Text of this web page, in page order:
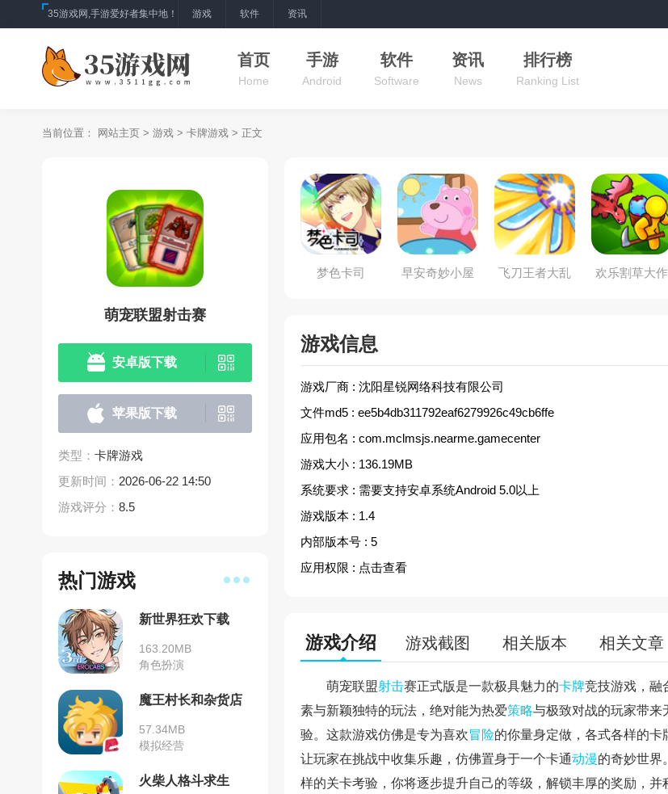
35游戏网,手游爱好者集中地！ 游戏 软件 资讯
首页
Home
手游
Android
软件
Software
资讯
News
排行榜
Ranking List
当前位置： 网站主页 > 游戏 > 卡牌游戏 > 正文
萌宠联盟射击赛
安卓版下载
苹果版下载
类型： 卡牌游戏
更新时间： 2026-06-22 14:50
游戏评分： 8.5
热门游戏
新世界狂欢下载
163.20MB
角色扮演
魔王村长和杂货店
57.34MB
模拟经营
火柴人格斗求生
梦色卡司 早安奇妙小屋
飞刀王者大乱
欢乐割草大作
游戏信息
游戏厂商 : 沈阳星锐网络科技有限公司
文件md5 : ee5b4db311792eaf6279926c49cb6ffe
应用包名 : com.mclmsjs.nearme.gamecenter
游戏大小 : 136.19MB
系统要求 : 需要支持安卓系统Android 5.0以上
游戏版本 : 1.4
内部版本号 : 5
应用权限 : 点击查看
游戏介绍 游戏截图 相关版本 相关文章
萌宠联盟射击赛正式版是一款极具魅力的卡牌竞技游戏，融
素与新颖独特的玩法，绝对能为热爱策略与极致对战的玩家带来
验。这款游戏仿佛是专为喜欢冒险的你量身定做，各式各样的卡
让玩家在挑战中收集乐趣，仿佛置身于一个卡通动漫的奇妙世界
样的关卡考验，你将逐步提升自己的等级，解锁丰厚的奖励，并